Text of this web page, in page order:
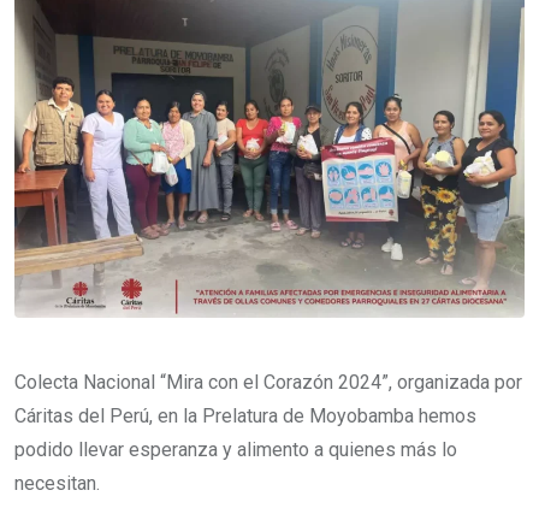
Colecta Nacional “Mira con el Corazón 2024”, organizada por
Cáritas del Perú, en la Prelatura de Moyobamba hemos
podido llevar esperanza y alimento a quienes más lo
necesitan.